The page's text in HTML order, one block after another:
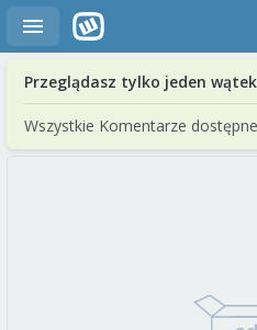
Przeglądasz tylko jeden
Wszystkie Komentarze